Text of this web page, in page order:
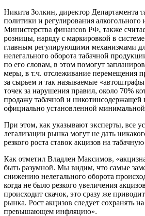
Никита Золкин, директор Департамента
политики и регулирования алкогольного
Министерства финансов РФ, также
розницы, наряду с маркировкой в
главным регулирующими механизмами
нелегального оборота табачной
по его словам, в этом помогут
меры, в т.ч. отслеживание перемещения
за сырьем и так называемые
точек за нарушения правил, около 70%
продажу табачной и никотинсодержащей
официально установленной
При этом, как указывают эксперты, все
легализации рынка могут не дать
резкого роста ставок акцизов на
Как отметил Владлен Максимов,
быть разумной. Мы видим, что самые
снижению нелегального оборота
когда не было резкого увеличения
происходит скачок, это сразу же
рынка. Рост акцизов следует сохранять
превышающем инфляцию».